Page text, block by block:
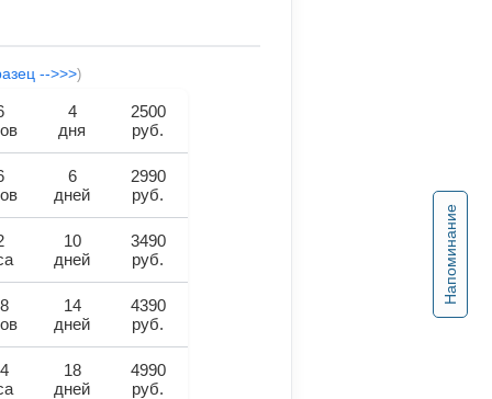
Напоминание
-->>>)
4
дня
2500
руб.
6
дней
2990
руб.
10
дней
3490
руб.
14
дней
4390
руб.
18
дней
4990
руб.